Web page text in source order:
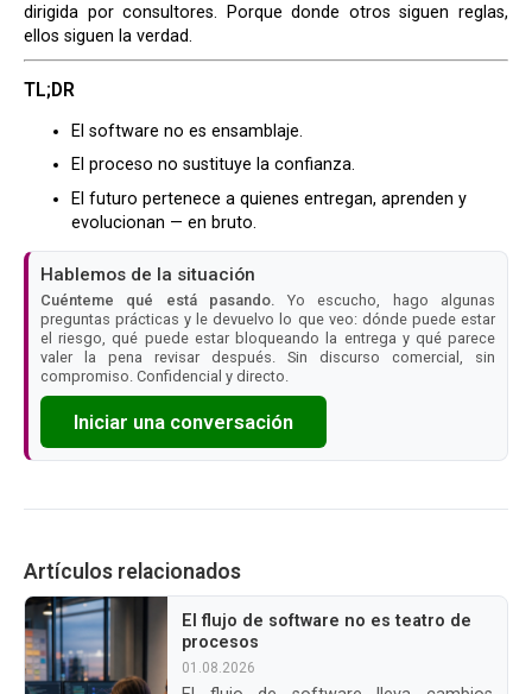
dirigida por consultores. Porque donde otros siguen reglas,
ellos siguen la verdad.
TL;DR
El software no es ensamblaje.
El proceso no sustituye la confianza.
El futuro pertenece a quienes entregan, aprenden y
evolucionan — en bruto.
Hablemos de la situación
Cuénteme qué está pasando.
Yo escucho, hago algunas
preguntas prácticas y le devuelvo lo que veo: dónde puede estar
el riesgo, qué puede estar bloqueando la entrega y qué parece
valer la pena revisar después. Sin discurso comercial, sin
compromiso. Confidencial y directo.
Iniciar una conversación
Artículos relacionados
El flujo de software no es teatro de
procesos
01.08.2026